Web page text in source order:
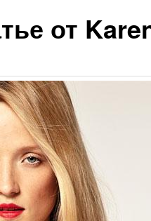
от